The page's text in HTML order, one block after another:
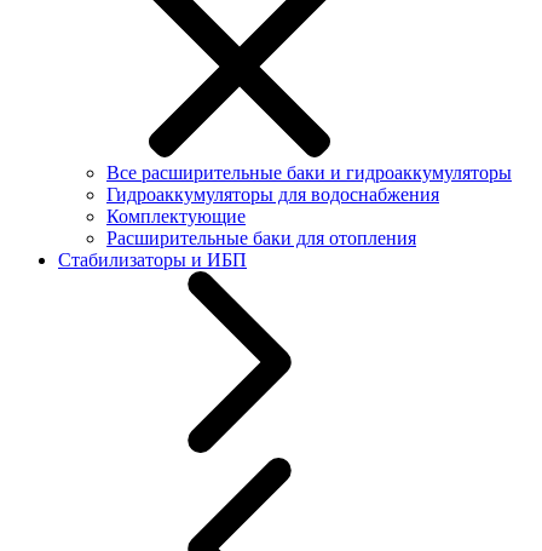
Все расширительные баки и гидроаккумуляторы
Гидроаккумуляторы для водоснабжения
Комплектующие
Расширительные баки для отопления
Стабилизаторы и ИБП